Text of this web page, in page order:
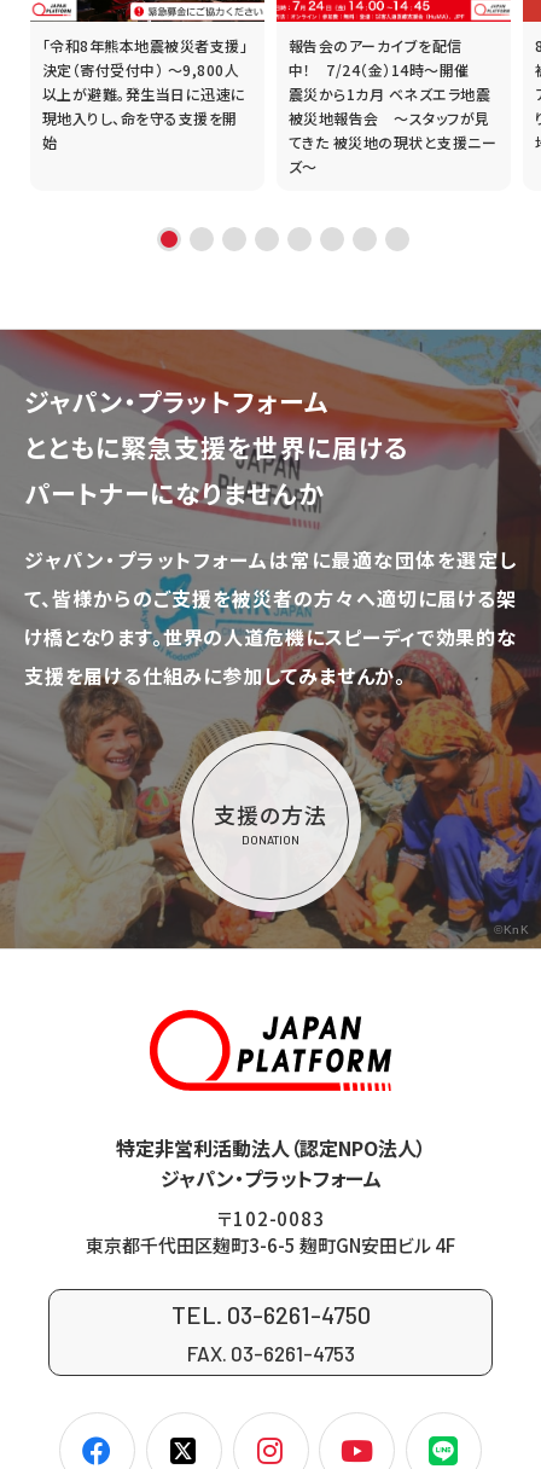
「令和8年熊本地震被災者支援」
決定（寄付受付中） ～9,800人
以上が避難。発生当日に迅速に
現地入りし、命を守る支援を開
始
報告会のアーカイブを配信
中！ 7/24（金）14時～開催
震災から1カ月 ベネズエラ地震
被災地報告会 ～スタッフが見
てきた 被災地の現状と支援ニー
ズ～
ジャパン・プラットフォーム
とともに緊急支援を世界に届ける
パートナーになりませんか
ジャパン・プラットフォームは常に最適な団体を選定し
て、皆様からのご支援を被災者の方々へ適切に届ける架
け橋となります。世界の人道危機にスピーディで効果的な
支援を届ける仕組みに参加してみませんか。
支援の方法
DONATION
©KnK
特定非営利活動法人（認定NPO法人）
ジャパン・プラットフォーム
〒102-0083
東京都千代田区麹町3-6-5 麹町GN安田ビル 4F
TEL. 03-6261-4750
FAX. 03-6261-4753